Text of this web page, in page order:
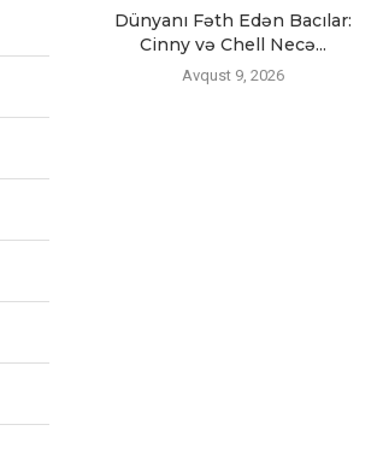
Dünyanı Fəth Edən Bacılar:
Cinny və Chell Necə...
Avqust 9, 2026